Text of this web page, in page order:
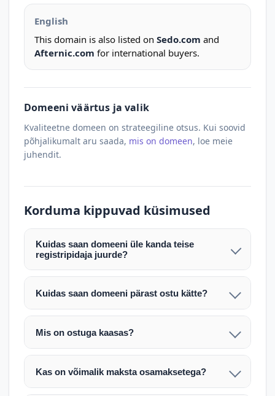
English
This domain is also listed on Sedo.com and
Afternic.com for international buyers.
Domeeni väärtus ja valik
Kvaliteetne domeen on strateegiline otsus. Kui soovid
põhjalikumalt aru saada, mis on domeen, loe meie
juhendit.
Korduma kippuvad küsimused
Kuidas saan domeeni üle kanda teise
registripidaja juurde?
Pärast makse laekumist edastame teile domeeni
AUTH (EPP) koodi. Selle abil saate domeeni üle
Domeeni ülekandmine toimub registripidajate
tööpäeva. Täpsemad juhised saadetakse teile e-
posti teel pärast tehingu kinnitamist.
Kuidas saan domeeni pärast ostu kätte?
Pärast ostu vormistamist väljastame arve.
Maksekinnituse järel edastame teile domeeni
enda valitud registripidaja juurde.
Mis on ostuga kaasas?
Ostuga kaasas on domeeninime omandiõigus.
Veebimajutust ja e-posti teenuseid tuleb tellida
Kas on võimalik maksta osamaksetega?